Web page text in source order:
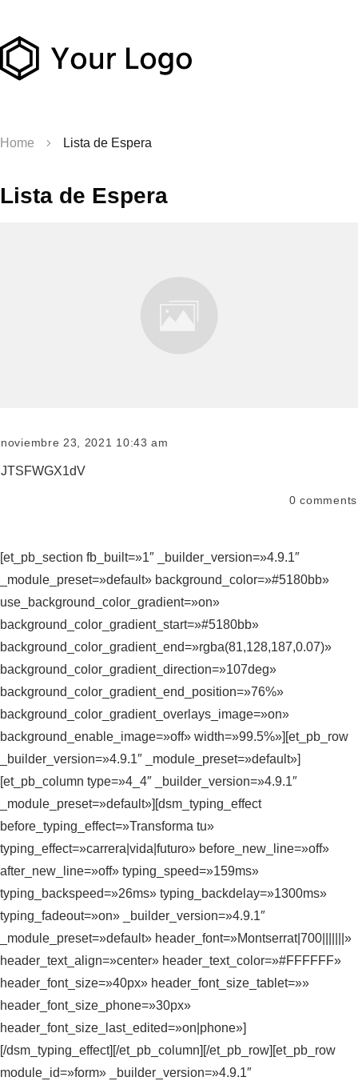
Home Lista de Espera
Lista de Espera
noviembre 23, 2021 10:43 am
JTSFWGX1dV
0 comments
[et_pb_section fb_built=»1″ _builder_version=»4.9.1″
_module_preset=»default» background_color=»#5180bb»
use_background_color_gradient=»on»
background_color_gradient_start=»#5180bb»
background_color_gradient_end=»rgba(81,128,187,0.07)»
background_color_gradient_direction=»107deg»
background_color_gradient_end_position=»76%»
background_color_gradient_overlays_image=»on»
background_enable_image=»off» width=»99.5%»][et_pb_row
_builder_version=»4.9.1″ _module_preset=»default»]
[et_pb_column type=»4_4″ _builder_version=»4.9.1″
_module_preset=»default»][dsm_typing_effect
before_typing_effect=»Transforma tu»
typing_effect=»carrera|vida|futuro» before_new_line=»off»
after_new_line=»off» typing_speed=»159ms»
typing_backspeed=»26ms» typing_backdelay=»1300ms»
typing_fadeout=»on» _builder_version=»4.9.1″
_module_preset=»default» header_font=»Montserrat|700|||||||»
header_text_align=»center» header_text_color=»#FFFFFF»
header_font_size=»40px» header_font_size_tablet=»»
header_font_size_phone=»30px»
header_font_size_last_edited=»on|phone»]
[/dsm_typing_effect][/et_pb_column][/et_pb_row][et_pb_row
module_id=»form» _builder_version=»4.9.1″